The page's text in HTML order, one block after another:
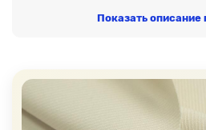
множество цветов и
принтовыми рисунками –
чтобы удовлетворить
создании неповторимых
Показать описание